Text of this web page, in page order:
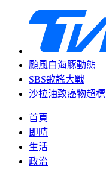
颱風白海豚動態
SBS歌謠大戰
沙拉油致癌物超標
首頁
即時
生活
政治